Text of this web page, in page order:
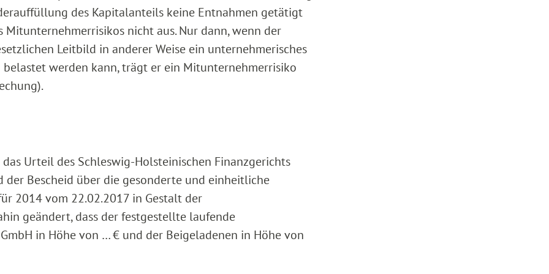
des Kapitalanteils keine Entnahmen getätigt
nicht aus. Nur dann, wenn der
Leitbild in anderer Weise ein unternehmerisches
werden kann, trägt er ein Mitunternehmerrisiko
Urteil des Schleswig-Holsteinischen Finanzgerichts
der Bescheid über die gesonderte und einheitliche
2014 vom 22.02.2017 in Gestalt der
geändert, dass der festgestellte laufende
in Höhe von … € und der Beigeladenen in Höhe von